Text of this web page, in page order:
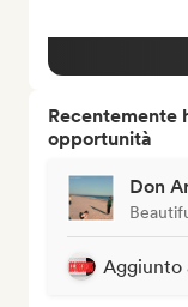
Recentemente
opportunità
Don
Aggiunto